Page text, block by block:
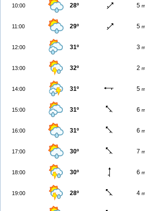
10:00 28º 5
11:00 29º 5
12:00 31º 3
13:00 32º 2
14:00 31º 5
15:00 31º 6
16:00 31º 6
17:00 30º 7
18:00 30º 6
19:00 28º 4